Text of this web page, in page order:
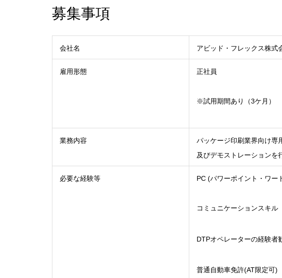
募集事項
会社名 アビッド・フレックス株式
雇用形態 正社員
※試用期間あり（3ケ月）
業務内容
パッケージ印刷業界向け専
及びデモストレーションを
必要な経験等 PC (パワーポイント・ワー
コミュニケーションスキル
DTPオペレーターの経験者
普通自動車免許(AT限定可)